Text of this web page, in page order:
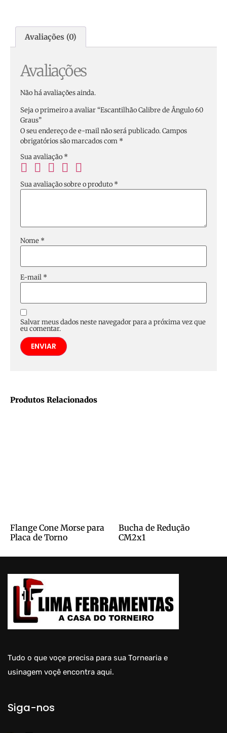
Produtos Relacionados
Flange Cone Morse para
Placa de Torno
Bucha de Redução
CM2x1
Avaliações (0)
Avaliações
Não há avaliações ainda.
Seja o primeiro a avaliar “Escantilhão Calibre de Ângulo 60
Graus”
O seu endereço de e-mail não será publicado.Campos
obrigatórios são marcados com *
Sua avaliação *
Sua avaliação sobre o produto *
Nome *
E-mail *
Salvar meus dados neste navegador para a próxima vez que
eu comentar.
Tudo o que voçe precisa para sua Tornearia e
usinagem voçê encontra aqui.
Siga-nos